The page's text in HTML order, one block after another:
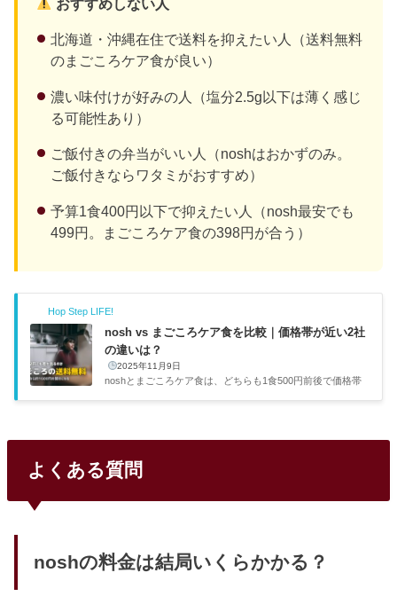
おすすめしない人
北海道・沖縄在住で送料を抑えたい人（送料無料
のまごころケア食が良い）
濃い味付けが好みの人（塩分2.5g以下は薄く感じ
る可能性あり）
ご飯付きの弁当がいい人（noshはおかずのみ。
ご飯付きならワタミがおすすめ）
予算1食400円以下で抑えたい人（nosh最安でも
499円。まごころケア食の398円が合う）
Hop Step LIFE!
nosh vs まごころケア食を比較｜価格帯が近い2社
の違いは？
2025年11月9日
noshとまごころケア食は、どちらも1食500円前後で価格帯
ューと選ぶ楽しさならnosh、送料無料と制限食の充実度な
と制限食ならまごころケア食noshは60種類以上のおしゃれ
修の制限食が充実し、送料無料＋冷凍庫の無料レンタルまで
よくある質問
noshの料金は結局いくらかかる？